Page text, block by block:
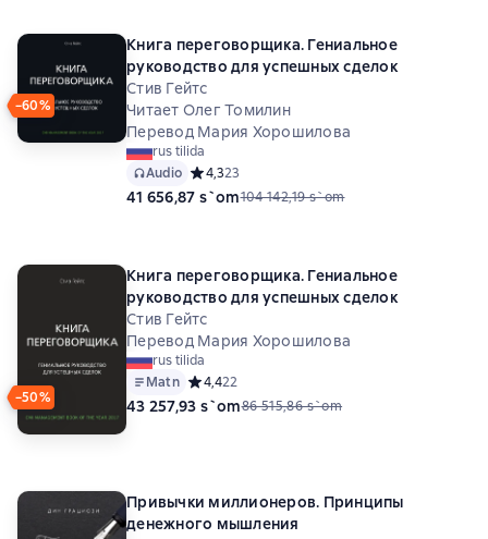
−60%
Книга переговорщика. Гениальное
руководство для успешных сделок
Стив Гейтс
Читает Олег Томилин
Перевод Мария Хорошилова
rus tilida
Audio Средний рейтинг 4,3 на основе 23 оценок
4,323
41 656,87 s`om104 142,19 s`om
−50%
Книга переговорщика. Гениальное
руководство для успешных сделок
Стив Гейтс
Перевод Мария Хорошилова
rus tilida
Matn Средний рейтинг 4,4 на основе 22 оценок
4,422
43 257,93 s`om86 515,86 s`om
Привычки миллионеров. Принципы
денежного мышления